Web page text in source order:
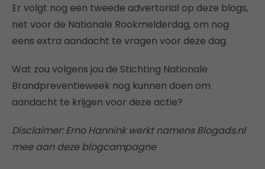
Er volgt nog een tweede advertorial op deze blogs,
net voor de Nationale Rookmelderdag, om nog
eens extra aandacht te vragen voor deze dag.
Wat zou volgens jou de Stichting Nationale
Brandpreventieweek nog kunnen doen om
aandacht te krijgen voor deze actie?
Disclaimer: Erno Hannink werkt namens Blogads.nl
mee aan deze blogcampagne